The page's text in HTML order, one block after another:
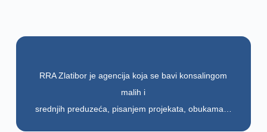
RRA Zlatibor je agencija koja se bavi konsalingom
malih i
srednjih preduzeća, pisanjem projekata, obukama…